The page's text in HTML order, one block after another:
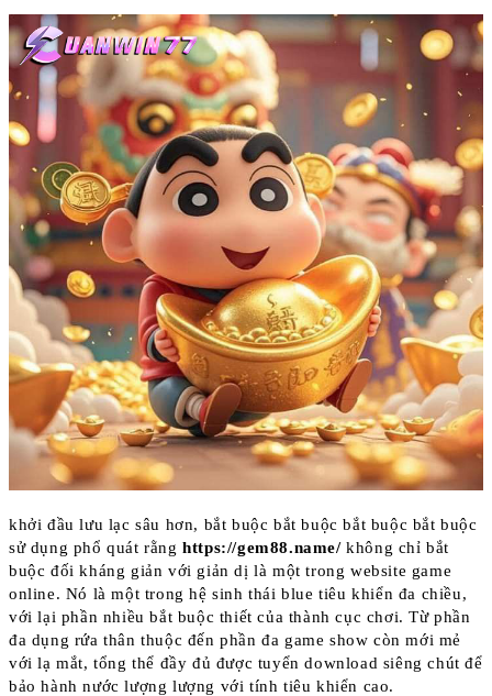
khởi đầu lưu lạc sâu hơn, bắt buộc bắt buộc bắt buộc bắt buộc
sử dụng phổ quát rằnghttps://gem88.name/không chỉ bắt
buộc đối kháng giản với giản dị là một trong website game
online. Nó là một trong hệ sinh thái blue tiêu khiển đa chiều,
với lại phần nhiều bắt buộc thiết của thành cục chơi. Từ phần
đa dụng rứa thân thuộc đến phần đa game show còn mới mẻ
với lạ mắt, tổng thể đầy đủ được tuyển download siêng chút để
bảo hành nước lượng lượng với tính tiêu khiển cao.